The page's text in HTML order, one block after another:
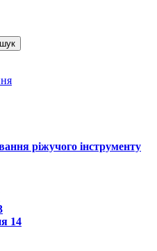
ріжучого інструменту
14